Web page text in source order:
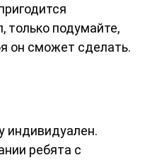
только подумайте,
он сможет сделать.
индивидуален.
ребята с